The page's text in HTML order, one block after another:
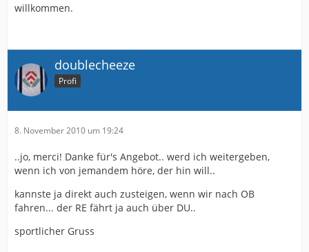
willkommen.
doublecheeze
Profi
8. November 2010 um 19:24
..jo, merci! Danke für's Angebot.. werd ich weitergeben,
wenn ich von jemandem höre, der hin will..
kannste ja direkt auch zusteigen, wenn wir nach OB
fahren... der RE fährt ja auch über DU..
sportlicher Gruss